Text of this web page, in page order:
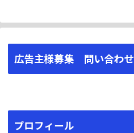
広告主様募集 問い合わせ
プロフィール